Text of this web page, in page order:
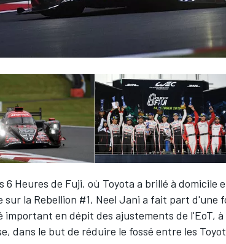
6 Heures de Fuji, où Toyota a brillé à
sur la Rebellion #1, Neel Jani a fait part d'une
important en dépit des ajustements de l'EoT,
dans le but de réduire le fossé entre les